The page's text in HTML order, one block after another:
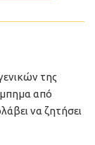
της
από
να ζητήσει